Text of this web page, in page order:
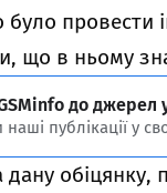
провести
що в ньому
до джерел
публікації у
обіцянку,